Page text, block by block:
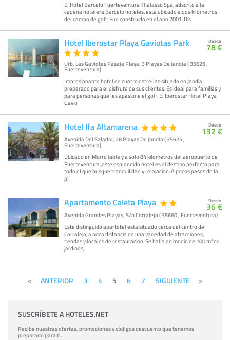
El Hotel Barcelo Fuerteventura Thalasso Spa, adscrito a la
cadena hotelera Barcelo hoteles, está ubicado a dos kilómetros
del campo de golf. Fue construido en el año 2001. Dis
Hotel Iberostar Playa Gaviotas Park
Urb. Las Gaviotas Pasaje Playa, 3 Playas De Jandia ( 35626 ,
Fuerteventura)
Impresionante hotel de cuatro estrellas situado en Jandia
preparado para el disfrute de sus clientes. Es ideal para familias y
para personas que les apasione el golf. El Iberostar Hotel Playa
Gavio
Desde
78 €
Hotel Ifa Altamarena
Avenida Del Saladar, 28 Playas De Jandia ( 35625 ,
Fuerteventura)
Ubicado en Morro Jable y a solo 84 kilometros del aeropuerto de
Fuerteventura, este esplendido hotel es el destino perfecto para
todo el que busque tranquilidad y relajacion. A pocos pasos de la
pl
Desde
132 €
Apartamento Caleta Playa
Avenida Grandes Playas, S/n Corralejo ( 35660 , Fuerteventura)
Este distinguido apartotel esta situado cerca del centro de
Corralejo, a poca distancia de una variedad de atracciones,
tiendas y locales de restauracion. Se halla en medio de 100 m² de
jardines,
Desde
36 €
ANTERIOR 3 4 5 6 7 SIGUIENTE
SUSCRÍBETE A HOTELES.NET
Recibe nuestras ofertas, promociones y códigos descuento que tenemos
preparado para ti.